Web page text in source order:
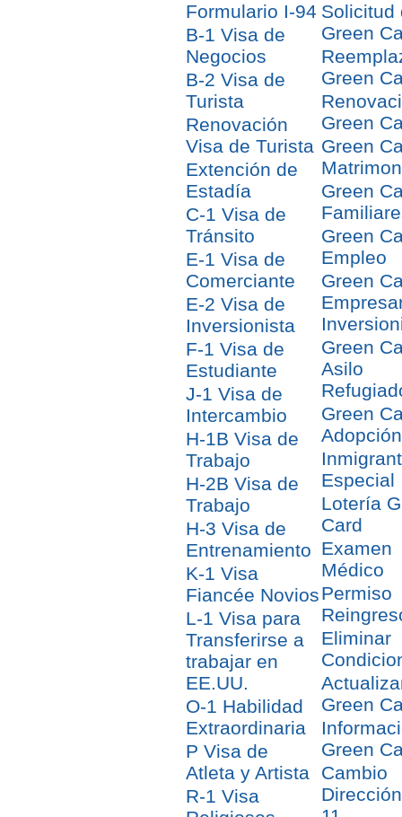
Formulario I-94
B-1 Visa de
Negocios
B-2 Visa de
Turista
Renovación
Visa de Turista
Extención de
Estadía
C-1 Visa de
Tránsito
E-1 Visa de
Comerciante
E-2 Visa de
Inversionista
F-1 Visa de
Estudiante
J-1 Visa de
Intercambio
H-1B Visa de
Trabajo
H-2B Visa de
Trabajo
H-3 Visa de
Entrenamiento
K-1 Visa
Fiancée Novios
L-1 Visa para
Transferirse a
trabajar en
EE.UU.
O-1 Habilidad
Extraordinaria
P Visa de
Atleta y Artista
R-1 Visa
Solicitud
Green
Green
Green
Green
Green
Green
Empleo
Green
Green
Asilo
Green
Adopción
Especial
Lotería
Card
Examen
Médico
Permiso
Eliminar
Green
Green
Cambio